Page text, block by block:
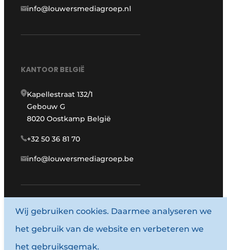
info@louwersmediagroep.nl
KANTOOR BELGIË
Kapellestraat 132/1
Gebouw G
8020 Oostkamp België
+32 50 36 81 70
info@louwersmediagroep.be
www.louwersmediagroep.com
© 1987 - 2026 Louwersmediagroep.
Algemene voorwaarden
Wij gebruiken cookies. Daarmee analyseren we
het gebruik van de website en verbeteren we
het gebruiksgemak.